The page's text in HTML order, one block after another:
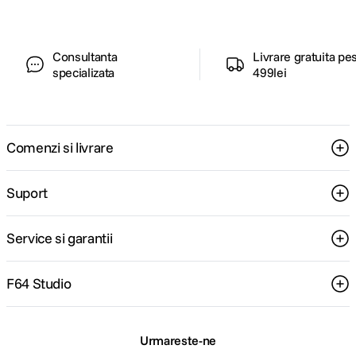
Consultanta
specializata
Livrare gratuita
499lei
Comenzi si livrare
Suport
Service si garantii
F64 Studio
Urmareste-ne